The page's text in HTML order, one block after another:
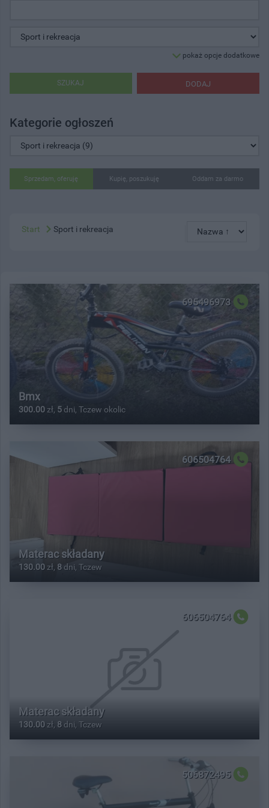
pokaż opcje dodatkowe
DODAJ
SZUKAJ
Kategorie ogłoszeń
Sprzedam, oferuję Kupię, poszukuję Oddam za darmo
Start Sport i rekreacja
695496973
Bmx
300.00zł, 5 dni, Tczew okolic
606504764
Materac składany
130.00 zł, 8 dni, Tczew
606504764
Materac składany
130.00 zł, 8 dni, Tczew
506872495